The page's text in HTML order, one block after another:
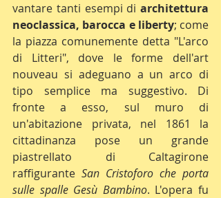
vantare tanti esempi di architettura
neoclassica, barocca e liberty; come
la piazza comunemente detta "L'arco
di Litteri", dove le forme dell'art
nouveau si adeguano a un arco di
tipo semplice ma suggestivo. Di
fronte a esso, sul muro di
un'abitazione privata, nel 1861 la
cittadinanza pose un grande
piastrellato di Caltagirone
raffigurante San Cristoforo che porta
sulle spalle Gesù Bambino. L'opera fu